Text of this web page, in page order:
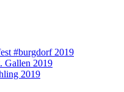
#burgdorf 2019
Gallen 2019
2019